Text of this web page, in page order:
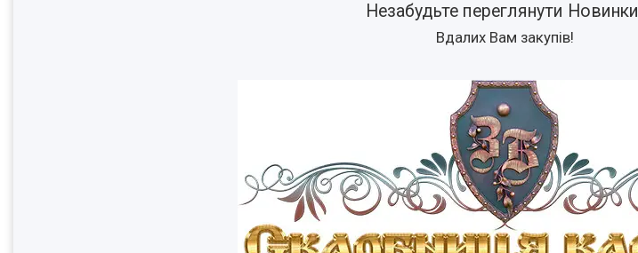
Незабудьте переглянути Новинки
Вдалих Вам закупів!